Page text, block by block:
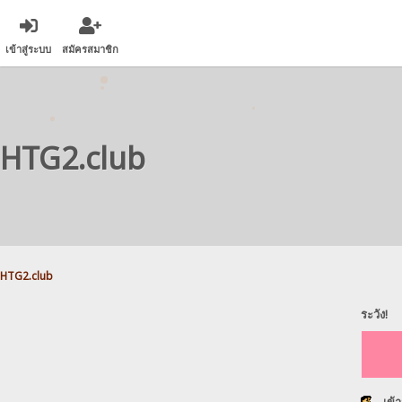
เข้าสู่ระบบ สมัครสมาชิก
HTG2.club
HTG2.club
ระวัง!